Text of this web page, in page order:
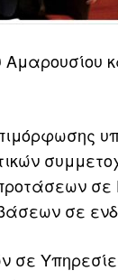
Αμαρουσίου
σε
σε